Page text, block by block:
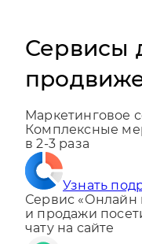
Сервисы
Маркетинговое
Комплексные
в 2-3 раза
Узнать
Сервис «Онлайн
и продажи